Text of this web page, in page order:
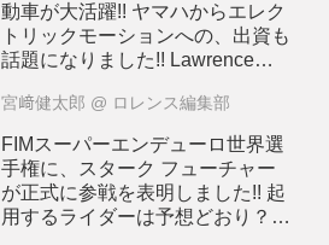
動車が大活躍!! ヤマハからエレク
トリックモーションへの、出資も
話題になりました!! Lawrenceが
宮﨑健太郎 @ ロレンス編集部
FIMスーパーエンデューロ世界選
手権に、スターク フューチャー
が正式に参戦を表明しました!! 起
用するライダーは予想どおり？